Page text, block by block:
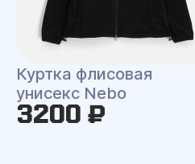
Куртка флисовая
унисекс Nebo
3200 ₽